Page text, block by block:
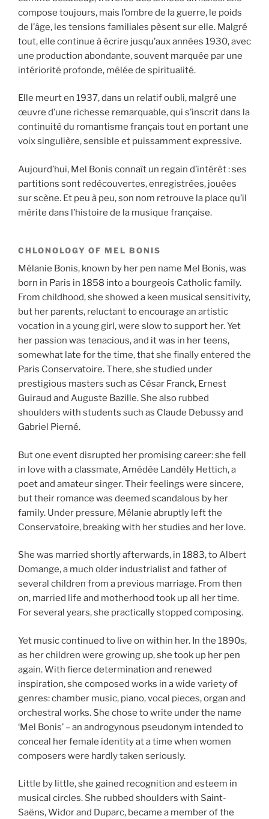
compose toujours, mais l’ombre de la guerre, le poids
de l’âge, les tensions familiales pèsent sur elle. Malgré
tout, elle continue à écrire jusqu’aux années 1930, avec
une production abondante, souvent marquée par une
intériorité profonde, mêlée de spiritualité.
Elle meurt en 1937, dans un relatif oubli, malgré une
œuvre d’une richesse remarquable, qui s’inscrit dans la
continuité du romantisme français tout en portant une
voix singulière, sensible et puissamment expressive.
Aujourd’hui, Mel Bonis connaît un regain d’intérêt : ses
partitions sont redécouvertes, enregistrées, jouées
sur scène. Et peu à peu, son nom retrouve la place qu’il
mérite dans l’histoire de la musique française.
CHLONOLOGY OF MEL BONIS
Mélanie Bonis, known by her pen name Mel Bonis, was
born in Paris in 1858 into a bourgeois Catholic family.
From childhood, she showed a keen musical sensitivity,
but her parents, reluctant to encourage an artistic
vocation in a young girl, were slow to support her. Yet
her passion was tenacious, and it was in her teens,
somewhat late for the time, that she finally entered the
Paris Conservatoire. There, she studied under
prestigious masters such as César Franck, Ernest
Guiraud and Auguste Bazille. She also rubbed
shoulders with students such as Claude Debussy and
Gabriel Pierné.
But one event disrupted her promising career: she fell
in love with a classmate, Amédée Landély Hettich, a
poet and amateur singer. Their feelings were sincere,
but their romance was deemed scandalous by her
family. Under pressure, Mélanie abruptly left the
Conservatoire, breaking with her studies and her love.
She was married shortly afterwards, in 1883, to Albert
Domange, a much older industrialist and father of
several children from a previous marriage. From then
on, married life and motherhood took up all her time.
For several years, she practically stopped composing.
Yet music continued to live on within her. In the 1890s,
as her children were growing up, she took up her pen
again. With fierce determination and renewed
inspiration, she composed works in a wide variety of
genres: chamber music, piano, vocal pieces, organ and
orchestral works. She chose to write under the name
‘Mel Bonis’ – an androgynous pseudonym intended to
conceal her female identity at a time when women
composers were hardly taken seriously.
Little by little, she gained recognition and esteem in
musical circles. She rubbed shoulders with Saint-
Saëns, Widor and Duparc, became a member of the